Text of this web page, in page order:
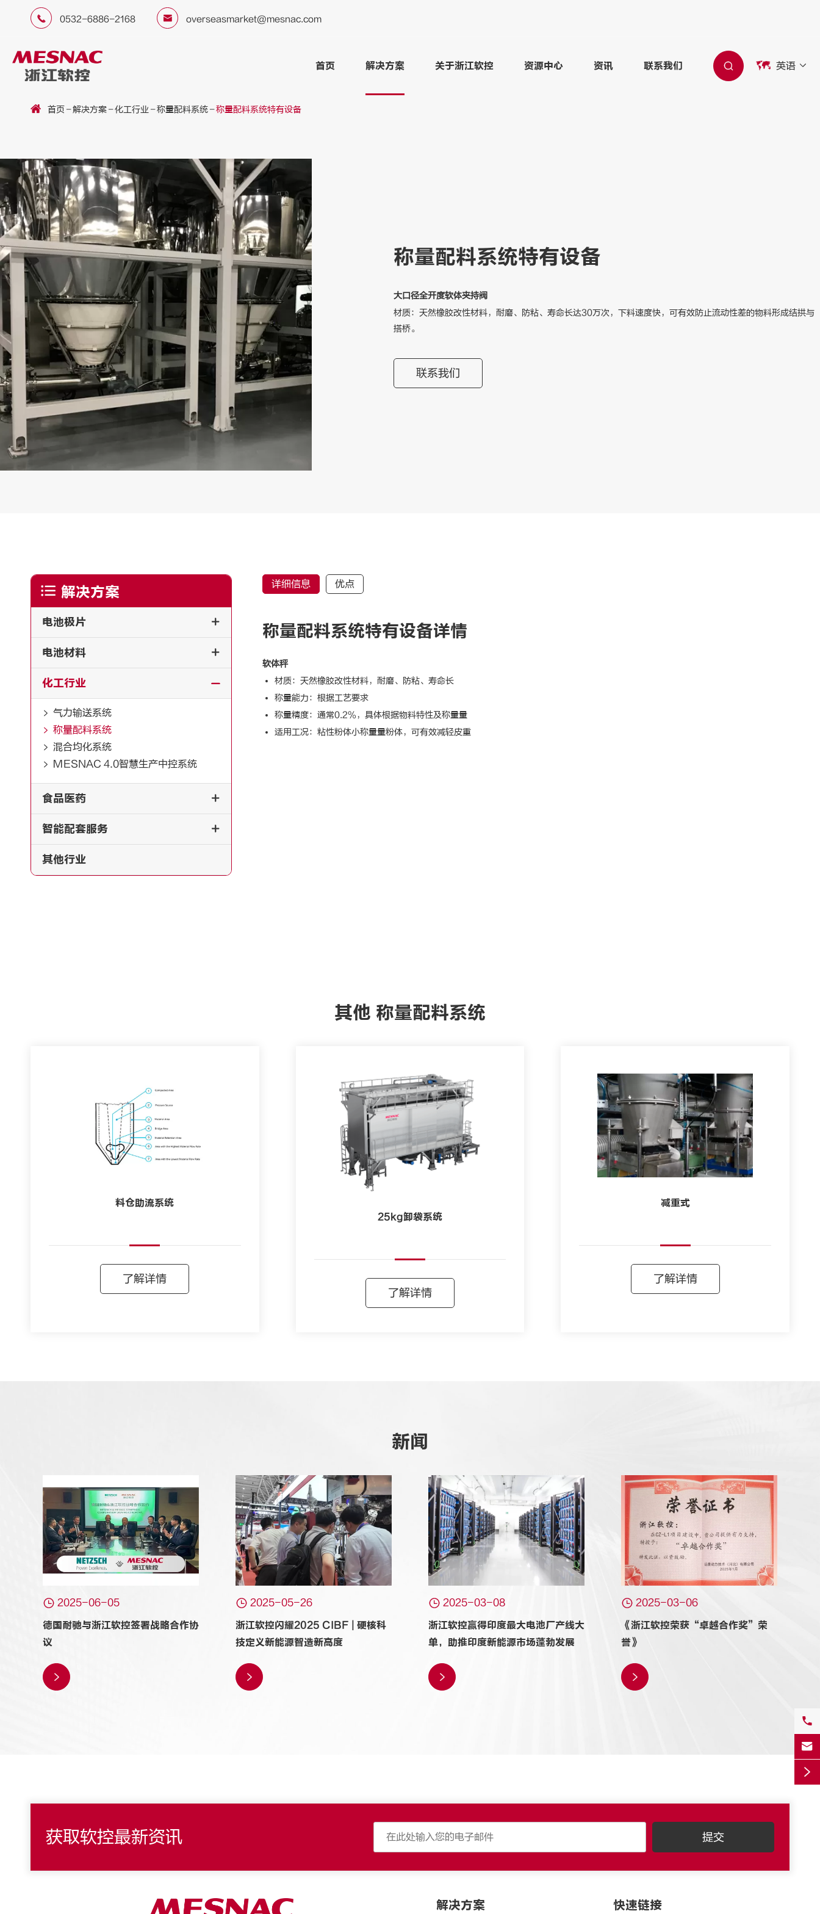
 0532-6886-2168  overseasmarket@mesnac.com
首页 解决方案 关于浙江软控 资源中心 资讯 联系我们   英语 
首页 解决方案 化工行业 称量配料系统 称量配料系统特有设备
称量配料系统特有设备
大口径全开度软体夹持阀
材质：天然橡胶改性材料，耐磨、防粘、寿命长达30万次，下料速度快，可有效防止流动性差的物料形成结拱与
搭桥。
联系我们
 解决方案
电池极片 
电池材料 
化工行业 
 气力输送系统
 称量配料系统
 混合均化系统
 MESNAC 4.0智慧生产中控系统
食品医药 
智能配套服务 
其他行业
详细信息 优点
称量配料系统特有设备详情
软体秤
材质：天然橡胶改性材料，耐磨、防粘、寿命长
称量能力：根据工艺要求
称量精度：通常0.2%，具体根据物料特性及称量量
适用工况：粘性粉体小称量量粉体，可有效减轻皮重
其他 称量配料系统
料仓助流系统
了解详情
25kg卸袋系统
了解详情
减重式
了解详情
新闻
 2025-06-05
德国耐驰与浙江软控签署战略合作协
议

 2025-05-26
浙江软控闪耀2025 CIBF | 硬核科
技定义新能源智造新高度

 2025-03-08
浙江软控赢得印度最大电池厂产线大
单，助推印度新能源市场蓬勃发展

 2025-03-06
《浙江软控荣获“卓越合作奖”荣
誉》

获取软控最新资讯
解决方案 快速链接


